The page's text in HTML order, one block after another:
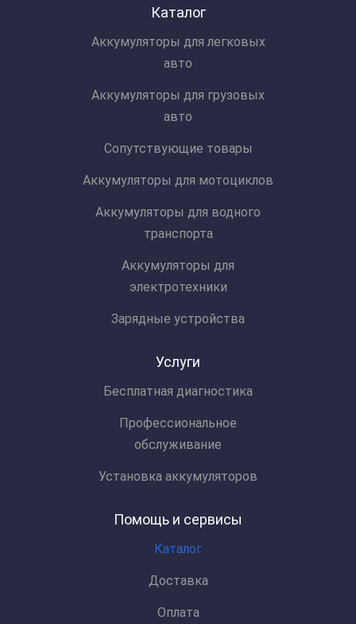
Каталог
Аккумуляторы для легковых
авто
Аккумуляторы для грузовых
авто
Сопутствующие товары
Аккумуляторы для мотоциклов
Аккумуляторы для водного
транспорта
Аккумуляторы для
электротехники
Зарядные устройства
Услуги
Бесплатная диагностика
Профессиональное
обслуживание
Установка аккумуляторов
Помощь и сервисы
Каталог
Доставка
Оплата